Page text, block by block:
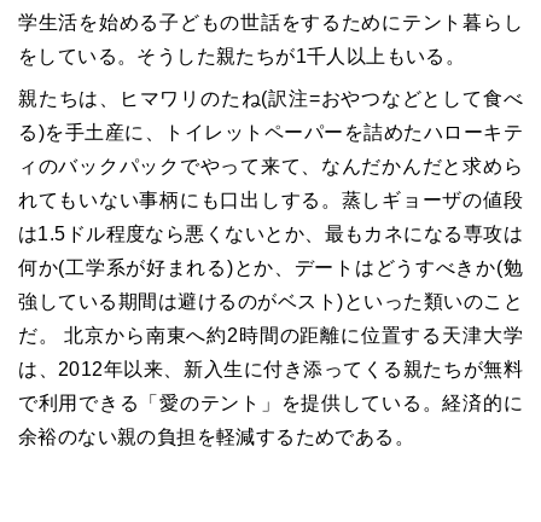
学生活を始める子どもの世話をするためにテント暮らし
をしている。そうした親たちが1千人以上もいる。
親たちは、ヒマワリのたね(訳注=おやつなどとして食べ
る)を手土産に、トイレットペーパーを詰めたハローキテ
ィのバックパックでやって来て、なんだかんだと求めら
れてもいない事柄にも口出しする。蒸しギョーザの値段
は1.5ドル程度なら悪くないとか、最もカネになる専攻は
何か(工学系が好まれる)とか、デートはどうすべきか(勉
強している期間は避けるのがベスト)といった類いのこと
だ。 北京から南東へ約2時間の距離に位置する天津大学
は、2012年以来、新入生に付き添ってくる親たちが無料
で利用できる「愛のテント」を提供している。経済的に
余裕のない親の負担を軽減するためである。